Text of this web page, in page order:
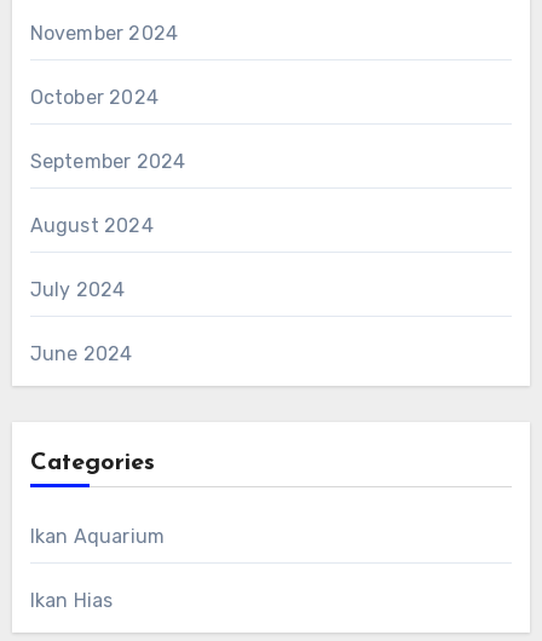
November 2024
October 2024
September 2024
August 2024
July 2024
June 2024
Categories
Ikan Aquarium
Ikan Hias